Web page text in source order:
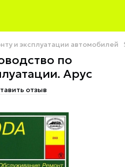
и эксплуатации автомобилей
по
Арус
отзыв